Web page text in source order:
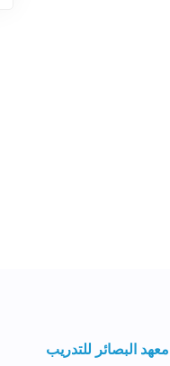
معهد البصائر للتدريب